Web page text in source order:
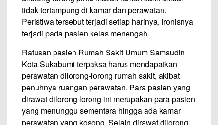
tidak tertampung di kamar dan perawatan.
Peristiwa tersebut terjadi setiap harinya, ironisnya
terjadi pada pasien kelas menengah.
Ratusan pasien Rumah Sakit Umum Samsudin
Kota Sukabumi terpaksa harus mendapatkan
perawatan dilorong-lorong rumah sakit, akibat
penuhnya ruangan perawatan. Para pasien yang
dirawat dilorong lorong ini merupakan para pasien
yang menunggu sementara hingga ada kamar
perawatan yang kosong. Selain dirawat dilorong